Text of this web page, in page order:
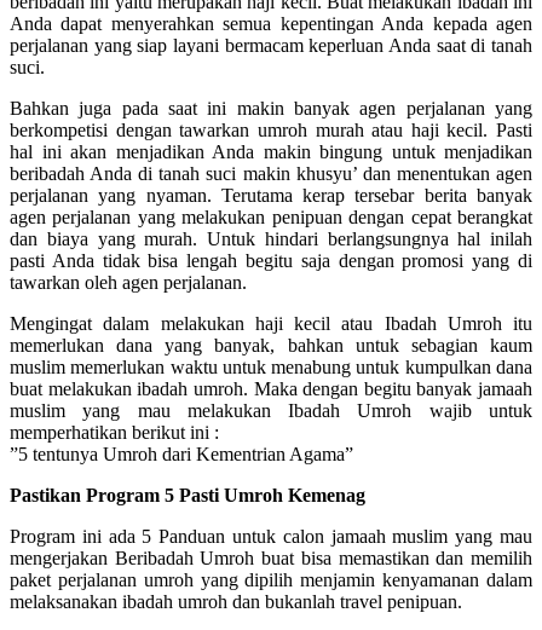
Anda dapat menyerahkan semua kepentingan Anda kepada agen
perjalanan yang siap layani bermacam keperluan Anda saat di tanah
suci.
Bahkan juga pada saat ini makin banyak agen perjalanan yang
berkompetisi dengan tawarkan umroh murah atau haji kecil. Pasti
hal ini akan menjadikan Anda makin bingung untuk menjadikan
beribadah Anda di tanah suci makin khusyu’ dan menentukan agen
perjalanan yang nyaman. Terutama kerap tersebar berita banyak
agen perjalanan yang melakukan penipuan dengan cepat berangkat
dan biaya yang murah. Untuk hindari berlangsungnya hal inilah
pasti Anda tidak bisa lengah begitu saja dengan promosi yang di
tawarkan oleh agen perjalanan.
Mengingat dalam melakukan haji kecil atau Ibadah Umroh itu
memerlukan dana yang banyak, bahkan untuk sebagian kaum
muslim memerlukan waktu untuk menabung untuk kumpulkan dana
buat melakukan ibadah umroh. Maka dengan begitu banyak jamaah
muslim yang mau melakukan Ibadah Umroh wajib untuk
memperhatikan berikut ini :
”5 tentunya Umroh dari Kementrian Agama”
Pastikan Program 5 Pasti Umroh Kemenag
Program ini ada 5 Panduan untuk calon jamaah muslim yang mau
mengerjakan Beribadah Umroh buat bisa memastikan dan memilih
paket perjalanan umroh yang dipilih menjamin kenyamanan dalam
melaksanakan ibadah umroh dan bukanlah travel penipuan.